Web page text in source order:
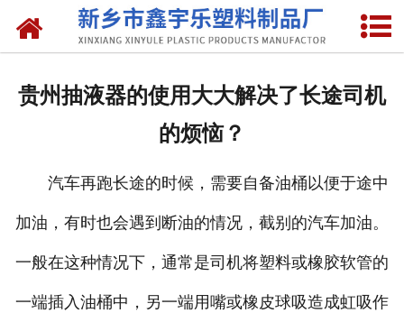
网站首页
联系我们
贵州抽液器的使用大大解决了长途司机
的烦恼？
汽车再跑长途的时候，需要自备油桶以便于途中
加油，有时也会遇到断油的情况，截别的汽车加油。
一般在这种情况下，通常是司机将塑料或橡胶软管的
一端插入油桶中，另一端用嘴或橡皮球吸造成虹吸作